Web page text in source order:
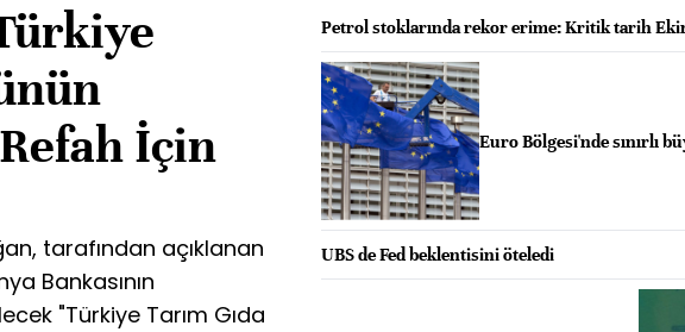
İçin
tarafından açıklanan
Bankasının
"Türkiye Tarım Gıda
Petrol stoklarında rekor erime: Kritik tarih
Euro Bölgesi'nde sınırlı
UBS de Fed beklentisini öteledi